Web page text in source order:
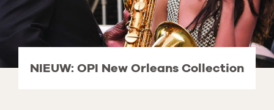
NIEUW: OPI New Orleans Collection